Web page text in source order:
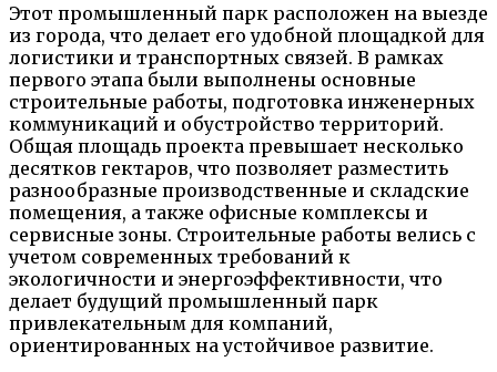
Этот промышленный парк расположен на выезде
из города, что делает его удобной площадкой для
логистики и транспортных связей. В рамках
первого этапа были выполнены основные
строительные работы, подготовка инженерных
коммуникаций и обустройство территорий.
Общая площадь проекта превышает несколько
десятков гектаров, что позволяет разместить
разнообразные производственные и складские
помещения, а также офисные комплексы и
сервисные зоны. Строительные работы велись с
учетом современных требований к
экологичности и энергоэффективности, что
делает будущий промышленный парк
привлекательным для компаний,
ориентированных на устойчивое развитие.